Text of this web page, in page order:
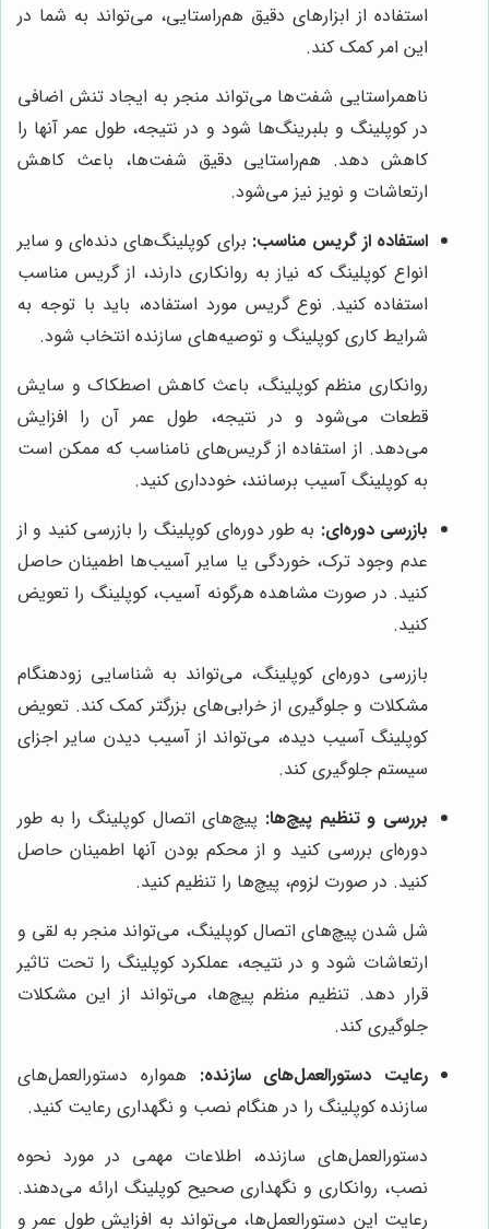
استفاده از ابزارهای دقیق هم‌راستایی، می‌تواند به شما در
این امر کمک کند.
ناهمراستایی شفت‌ها می‌تواند منجر به ایجاد تنش اضافی
در کوپلینگ و بلبرینگ‌ها شود و در نتیجه، طول عمر آنها را
کاهش دهد. هم‌راستایی دقیق شفت‌ها، باعث کاهش
ارتعاشات و نویز نیز می‌شود.
استفاده از گریس مناسب: برای کوپلینگ‌های دنده‌ای و سایر
انواع کوپلینگ که نیاز به روانکاری دارند، از گریس مناسب
استفاده کنید. نوع گریس مورد استفاده، باید با توجه به
شرایط کاری کوپلینگ و توصیه‌های سازنده انتخاب شود.
روانکاری منظم کوپلینگ، باعث کاهش اصطکاک و سایش
قطعات می‌شود و در نتیجه، طول عمر آن را افزایش
می‌دهد. از استفاده از گریس‌های نامناسب که ممکن است
به کوپلینگ آسیب برسانند، خودداری کنید.
بازرسی دوره‌ای: به طور دوره‌ای کوپلینگ را بازرسی کنید و از
عدم وجود ترک، خوردگی یا سایر آسیب‌ها اطمینان حاصل
کنید. در صورت مشاهده هرگونه آسیب، کوپلینگ را تعویض
کنید.
بازرسی دوره‌ای کوپلینگ، می‌تواند به شناسایی زودهنگام
مشکلات و جلوگیری از خرابی‌های بزرگتر کمک کند. تعویض
کوپلینگ آسیب دیده، می‌تواند از آسیب دیدن سایر اجزای
سیستم جلوگیری کند.
بررسی و تنظیم پیچ‌ها: پیچ‌های اتصال کوپلینگ را به طور
دوره‌ای بررسی کنید و از محکم بودن آنها اطمینان حاصل
کنید. در صورت لزوم، پیچ‌ها را تنظیم کنید.
شل شدن پیچ‌های اتصال کوپلینگ، می‌تواند منجر به لقی و
ارتعاشات شود و در نتیجه، عملکرد کوپلینگ را تحت تاثیر
قرار دهد. تنظیم منظم پیچ‌ها، می‌تواند از این مشکلات
جلوگیری کند.
رعایت دستورالعمل‌های سازنده: همواره دستورالعمل‌های
سازنده کوپلینگ را در هنگام نصب و نگهداری رعایت کنید.
دستورالعمل‌های سازنده، اطلاعات مهمی در مورد نحوه
نصب، روانکاری و نگهداری صحیح کوپلینگ ارائه می‌دهند.
رعایت این دستورالعمل‌ها، می‌تواند به افزایش طول عمر و